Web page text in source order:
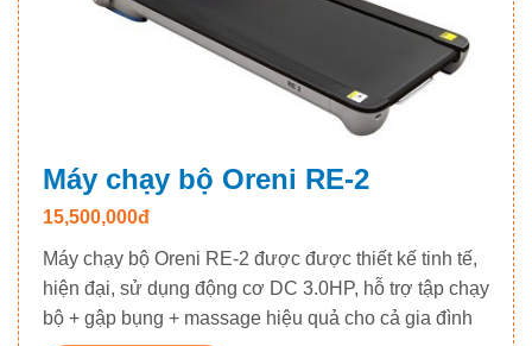
Máy chạy bộ Oreni RE-2
15,500,000đ
Máy chạy bộ Oreni RE-2 được được thiết kế tinh tế,
hiện đại, sử dụng động cơ DC 3.0HP, hỗ trợ tập chạy
bộ + gập bụng + massage hiệu quả cho cả gia đình